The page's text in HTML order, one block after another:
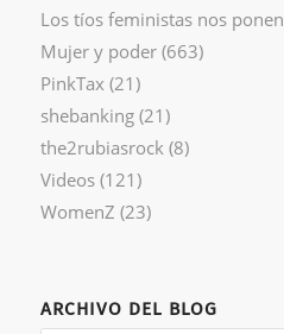
Los tíos feministas nos ponen
Mujer y poder(663)
PinkTax (21)
shebanking(21)
the2rubiasrock (8)
Videos(121)
WomenZ (23)
ARCHIVO DEL BLOG